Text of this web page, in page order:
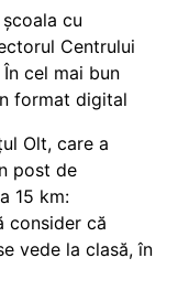
cu
Centrului
cel mai bun
format digital
Olt, care a
post de
15 km:
consider că
vede la clasă, în